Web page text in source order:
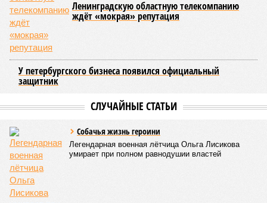
Ленинградскую областную телекомпанию
ждёт «мокрая» репутация
У петербургского бизнеса появился официальный
защитник
СЛУЧАЙНЫЕ СТАТЬИ
Собачья жизнь героини
Легендарная военная лётчица Ольга Лисикова
умирает при полном равнодушии властей